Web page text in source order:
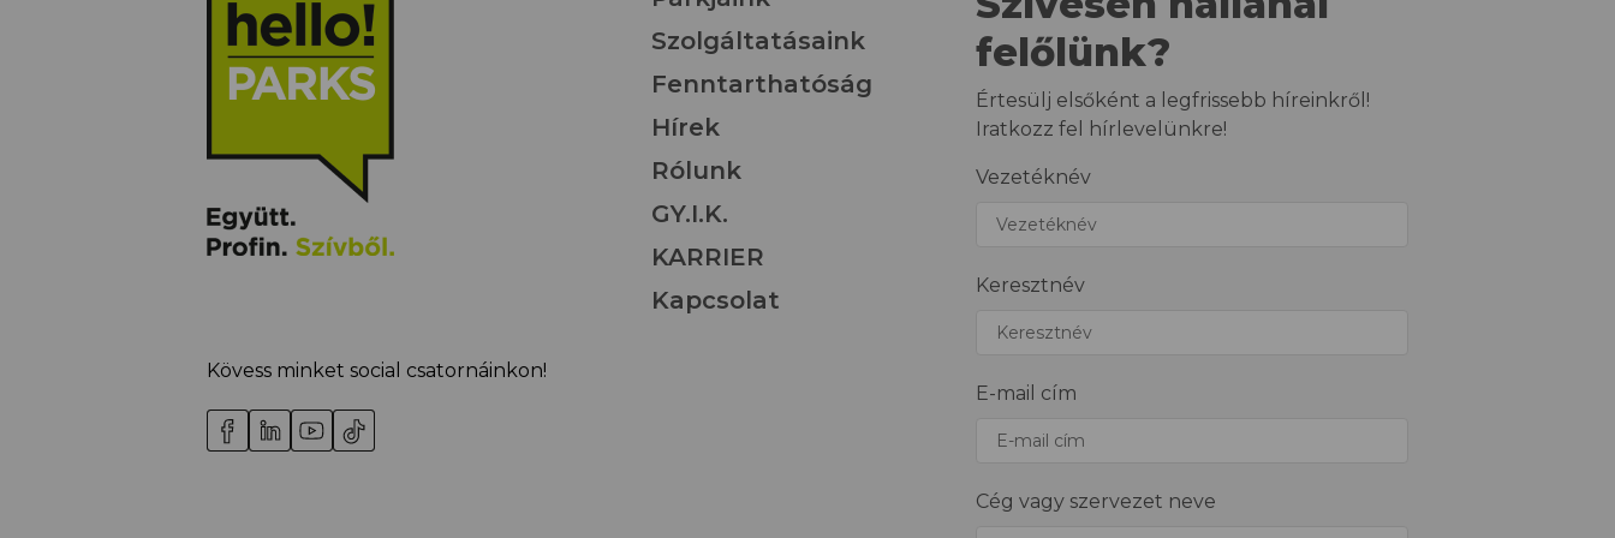
Kövess minket social csatornáinkon!
Szolgáltatásaink
Fenntarthatóság
Hírek
Rólunk
GY.I.K.
KARRIER
Kapcsolat
felőlünk?
Értesülj elsőként a legfrissebb híreinkről!
Iratkozz fel hírlevelünkre!
Vezetéknév
Keresztnév
E-mail cím
Cég vagy szervezet neve